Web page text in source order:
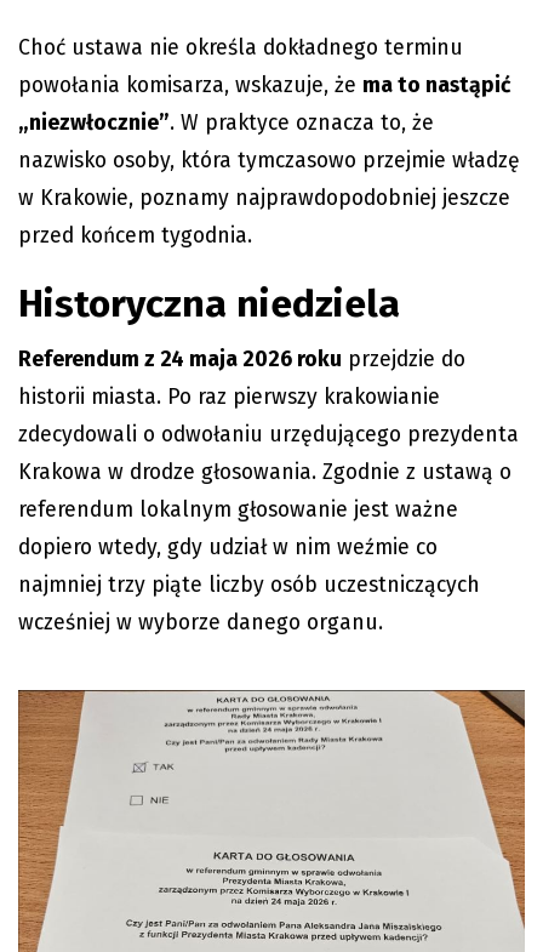
Choć ustawa nie określa dokładnego terminu
powołania komisarza, wskazuje, że ma to nastąpić
„niezwłocznie”. W praktyce oznacza to, że
nazwisko osoby, która tymczasowo przejmie władzę
w Krakowie, poznamy najprawdopodobniej jeszcze
przed końcem tygodnia.
Historyczna niedziela
Referendum z 24 maja 2026 roku przejdzie do
historii miasta. Po raz pierwszy krakowianie
zdecydowali o odwołaniu urzędującego prezydenta
Krakowa w drodze głosowania. Zgodnie z ustawą o
referendum lokalnym głosowanie jest ważne
dopiero wtedy, gdy udział w nim weźmie co
najmniej trzy piąte liczby osób uczestniczących
wcześniej w wyborze danego organu.